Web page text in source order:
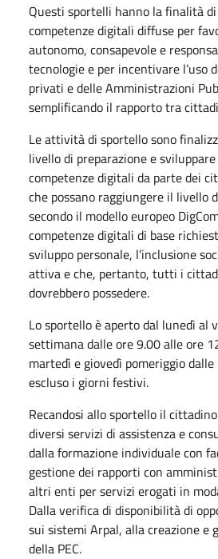
Questi sportelli hanno la finalità
competenze digitali diffuse per
autonomo, consapevole e
tecnologie e per incentivare l’uso
privati e delle Amministrazioni
semplificando il rapporto tra
Le attività di sportello sono
livello di preparazione e
competenze digitali da parte dei
che possano raggiungere il livello
secondo il modello europeo
competenze digitali di base
sviluppo personale, l’inclusione
attiva e che, pertanto, tutti i
dovrebbero possedere.
Lo sportello è aperto dal lunedì al
settimana dalle ore 9.00 alle ore
martedì e giovedì pomeriggio
escluso i giorni festivi.
Recandosi allo sportello il
diversi servizi di assistenza e
dalla formazione individuale con
gestione dei rapporti con
altri enti per servizi erogati in
Dalla verifica di disponibilità di
sui sistemi Arpal, alla creazione e
della PEC.